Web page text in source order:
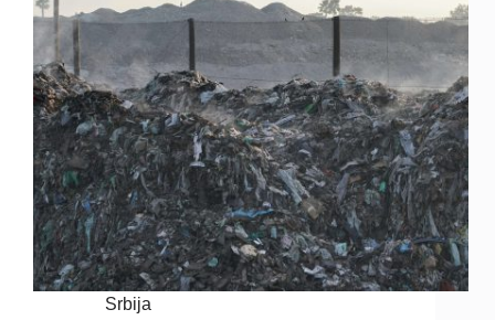
Srbija